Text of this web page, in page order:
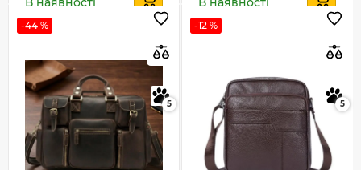
-44 %
5
-12 %
5